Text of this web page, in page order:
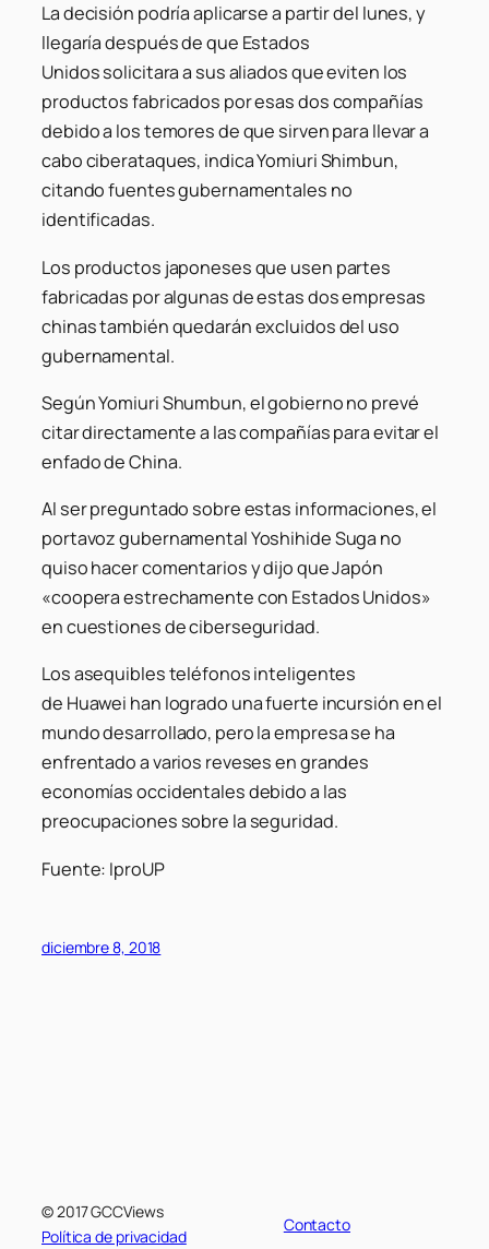
La decisión podría aplicarse a partir del lunes, y
llegaría después de que Estados
Unidos solicitara a sus aliados que eviten los
productos fabricados por esas dos compañías
debido a los temores de que sirven para llevar a
cabo ciberataques, indica Yomiuri Shimbun,
citando fuentes gubernamentales no
identificadas.
Los productos japoneses que usen partes
fabricadas por algunas de estas dos empresas
chinas también quedarán excluidos del uso
gubernamental.
Según Yomiuri Shumbun, el gobierno no prevé
citar directamente a las compañías para evitar el
enfado de China.
Al ser preguntado sobre estas informaciones, el
portavoz gubernamental Yoshihide Suga no
quiso hacer comentarios y dijo que Japón
«coopera estrechamente con Estados Unidos»
en cuestiones de ciberseguridad.
Los asequibles teléfonos inteligentes
de Huawei han logrado una fuerte incursión en el
mundo desarrollado, pero la empresa se ha
enfrentado a varios reveses en grandes
economías occidentales debido a las
preocupaciones sobre la seguridad.
Fuente: IproUP
diciembre 8, 2018
© 2017 GCCViews
Política de privacidad
Contacto